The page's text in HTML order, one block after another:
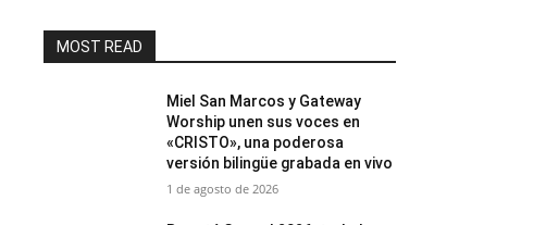
MOST READ
Miel San Marcos y Gateway
Worship unen sus voces en
«CRISTO», una poderosa
versión bilingüe grabada en vivo
1 de agosto de 2026